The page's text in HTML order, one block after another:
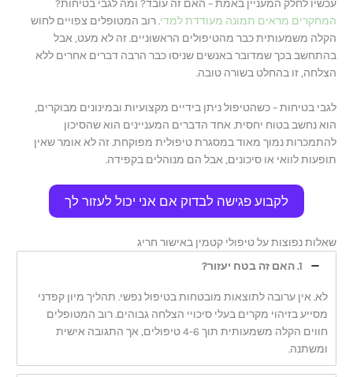
שיתאים, אם אני לא מתאים בעצמי (אני מספיק צנוע לדעת
שיש מקרים שגדולים עליי או פשוט לא מתאימים)
עכשיו לחלק המעניין באמת – האם זה עובד? ומה לגבי בטיחות?
המחקרים מראים תמונה מעודדת למדי. רוב המטופלים צפויים לחוש
הקלה משמעותית כבר מהטיפולים הראשוניים. זה לא מעט, אבל
בהתחשב בכך שמדובר באנשים שניסו כבר הרבה דברים אחרים ללא
הצלחה, זו בהחלט בשורה טובה.
לגבי בטיחות – כשהטיפול ניתן בידיים מקצועיות ובמינונים מבוקרים,
הוא נחשב בטוח יחסית. אחד הדברים המעניינים הוא שהסיכון
להתמכרות נמוך מאוד במסגרת טיפולית מפוקחת. זה לא אומר שאין
תופעות לוואי או סיכונים, אבל הם מנוהלים בקפידה.
לקבוע פגישה לבדוק אם אני יכול לעזור לך
שאלות נפוצות על טיפולי קטמין באישור חריג
1. האם זה בטח יעזור?
לא. אין ערובה לתוצאות מובטחות בטיפול נפשי. תהליך מיון קפדני
מסייע בזיהוי מקרים בעלי סיכויי הצלחה גבוהים. רוב המטופלים
חווים הקלה משמעותית תוך 4-6 טיפולים, אך התגובה אישית
ומשתנה.